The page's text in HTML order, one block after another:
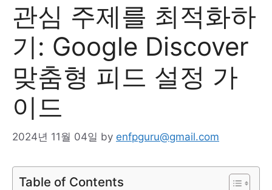
관심 주제를 최적화하
기: Google Discover
맞춤형 피드 설정 가
이드
2024년 11월 04일 by enfpguru@gmail.com
Table of Contents